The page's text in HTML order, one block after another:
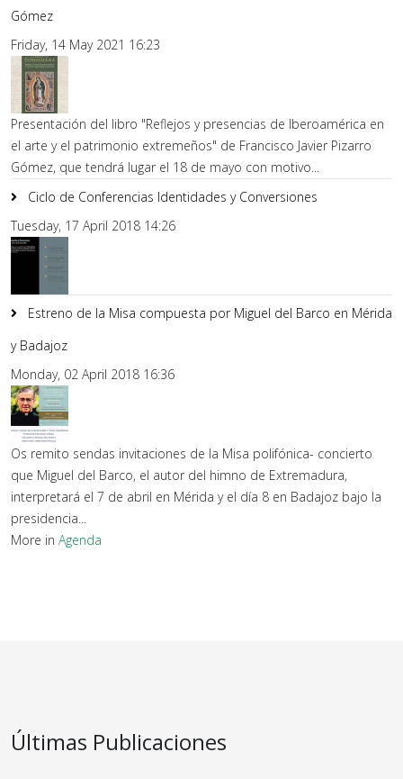
Gómez
Friday, 14 May 2021 16:23
Presentación del libro "Reflejos y presencias de Iberoamérica en
el arte y el patrimonio extremeños" de Francisco Javier Pizarro
Gómez, que tendrá lugar el 18 de mayo con motivo...
Ciclo de Conferencias Identidades y Conversiones
Tuesday, 17 April 2018 14:26
Estreno de la Misa compuesta por Miguel del Barco en Mérida
y Badajoz
Monday, 02 April 2018 16:36
Os remito sendas invitaciones de la Misa polifónica- concierto
que Miguel del Barco, el autor del himno de Extremadura,
interpretará el 7 de abril en Mérida y el día 8 en Badajoz bajo la
presidencia...
More in Agenda
Últimas Publicaciones